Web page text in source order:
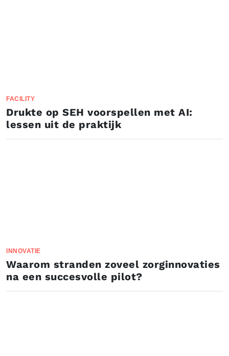
FACILITY
Drukte op SEH voorspellen met AI:
lessen uit de praktijk
INNOVATIE
Waarom stranden zoveel zorginnovaties
na een succesvolle pilot?